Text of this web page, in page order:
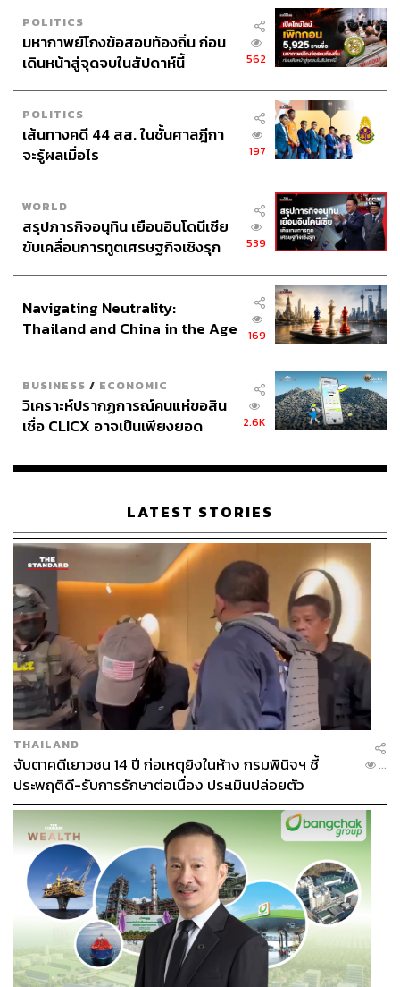
POLITICS
มหากาพย์โกงข้อสอบท้องถิ่น ก่อน
เดินหน้าสู่จุดจบในสัปดาห์นี้
562
POLITICS
เส้นทางคดี 44 สส. ในชั้นศาลฎีกา
จะรู้ผลเมื่อไร
197
WORLD
สรุปภารกิจอนุทิน เยือนอินโดนีเซีย
ขับเคลื่อนการทูตเศรษฐกิจเชิงรุก
539
Navigating Neutrality:
Thailand and China in the Age
169
BUSINESS / ECONOMIC
วิเคราะห์ปรากฏการณ์คนแห่ขอสิน
เชื่อ CLICX อาจเป็นเพียงยอด
เรือนไทยที่ถูกซุกไว้
2.6K
LATEST STORIES
THAILAND
จับตาคดีเยาวชน 14 ปี ก่อเหตุยิงในห้าง กรมพินิจฯ ชี้
ประพฤติดี-รับการรักษาต่อเนื่อง ประเมินปล่อยตัว
...